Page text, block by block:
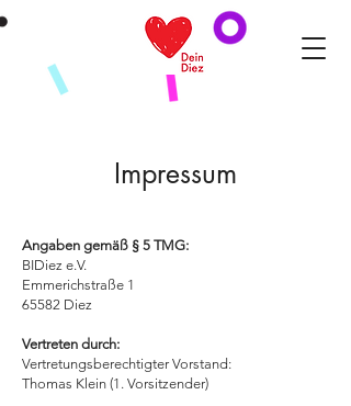
Impressum
Angaben gemäß § 5 TMG:
BIDiez e.V.
Emmerichstraße 1
65582 Diez
Vertreten durch:
Vertretungsberechtigter Vorstand:
Thomas Klein (1. Vorsitzender)